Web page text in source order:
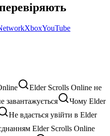
XboxYouTube
Elder Scrolls Online не
завантажується
Чому Elder
Не вдається увійти в Elder
Elder Scrolls Online